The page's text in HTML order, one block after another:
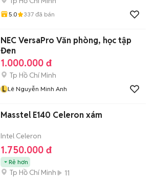
5.0 337 đã bán
NEC VersaPro Văn phòng, học tập
Đen
1.000.000 đ
Tp Hồ Chí Minh
L Lê Nguyễn Minh Anh
Masstel E140 Celeron xám
Intel Celeron
1.750.000 đ
Rẻ hơn
Tp Hồ Chí Minh
11